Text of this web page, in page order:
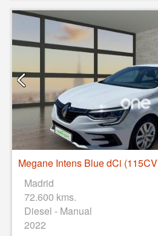
Megane Intens Blue dCi
Madrid
72.600 kms.
Diesel - Manual
2022